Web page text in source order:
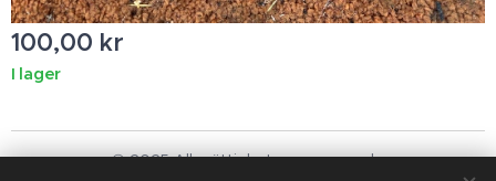
100,00 kr
I lager
© 2025 Alla rättigheter reserverade